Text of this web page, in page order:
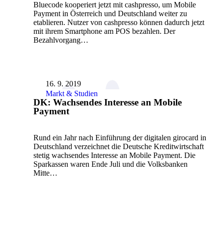
Bluecode kooperiert jetzt mit cashpresso, um Mobile
Payment in Österreich und Deutschland weiter zu
etablieren. Nutzer von cashpresso können dadurch jetzt
mit ihrem Smartphone am POS bezahlen. Der
Bezahlvorgang…
16. 9. 2019
Markt & Studien
DK: Wachsendes Interesse an Mobile
Payment
Rund ein Jahr nach Einführung der digitalen girocard in
Deutschland verzeichnet die Deutsche Kreditwirtschaft
stetig wachsendes Interesse an Mobile Payment. Die
Sparkassen waren Ende Juli und die Volksbanken
Mitte…